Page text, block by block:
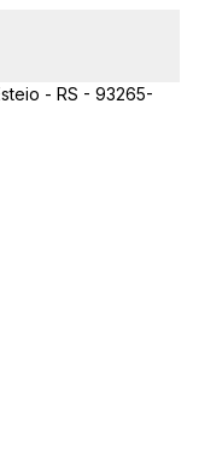
- RS - 93265-